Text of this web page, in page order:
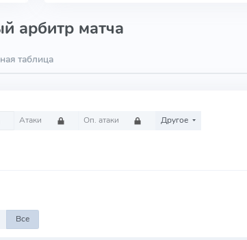
арбитр матча
таблица
Атаки Оп. атаки Другое
Все